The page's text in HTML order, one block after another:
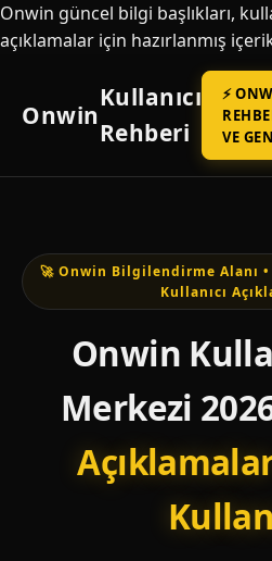
Onwin güncel bilgi başlıkları,
açıklamalar için hazırlanmış
Onwin
Kullanıcı
Rehberi
⚡
VE
🚀 Onwin Bilgilendirme Alanı
Kullanıcı
Onwin
Merkezi